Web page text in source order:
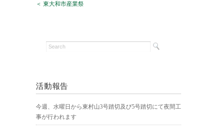
＜ 東大和市産業祭
活動報告
今週、水曜日から東村山3号踏切及び5号踏切にて夜間工
事が行われます